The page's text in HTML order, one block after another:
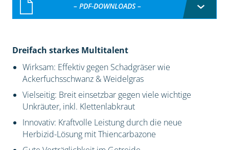
– PDF-DOWNLOADS –
Dreifach starkes Multitalent
Wirksam: Effektiv gegen Schadgräser wie
Ackerfuchsschwanz & Weidelgras
Vielseitig: Breit einsetzbar gegen viele wichtige
Unkräuter, inkl. Klettenlabkraut
Innovativ: Kraftvolle Leistung durch die neue
Herbizid-Lösung mit Thiencarbazone